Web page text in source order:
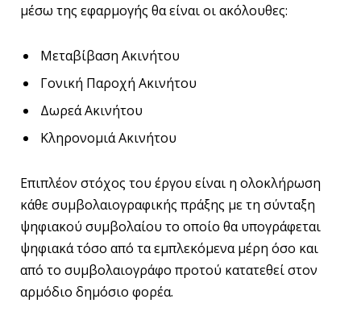
μέσω της εφαρμογής θα είναι οι ακόλουθες:
Μεταβίβαση Ακινήτου
Γονική Παροχή Ακινήτου
Δωρεά Ακινήτου
Κληρονομιά Ακινήτου
Επιπλέον στόχος του έργου είναι η ολοκλήρωση
κάθε συμβολαιογραφικής πράξης με τη σύνταξη
ψηφιακού συμβολαίου το οποίο θα υπογράφεται
ψηφιακά τόσο από τα εμπλεκόμενα μέρη όσο και
από το συμβολαιογράφο προτού κατατεθεί στον
αρμόδιο δημόσιο φορέα.